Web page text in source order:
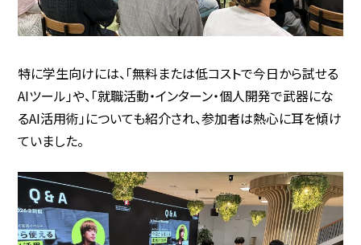
特に学生向けには、「無料または低コストで今日から試せる
AIツール」や、「就職活動・インターン・個人開発で武器にな
るAI活用術」についても紹介され、参加者は熱心に耳を傾け
ていました。